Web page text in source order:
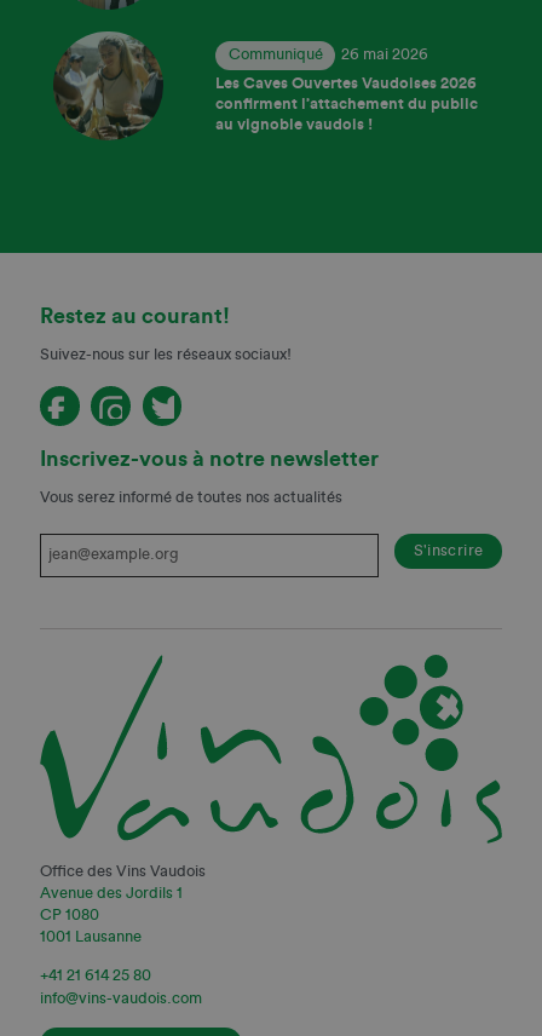
Communiqué 26 mai 2026
Les Caves Ouvertes Vaudoises 2026
confirment l’attachement du public
au vignoble vaudois !
Restez au courant!
Suivez-nous sur les réseaux sociaux!
Inscrivez-vous à notre newsletter
Vous serez informé de toutes nos actualités
Office des Vins Vaudois
Avenue des Jordils 1
CP 1080
1001 Lausanne
+41 21 614 25 80
info@vins-vaudois.com